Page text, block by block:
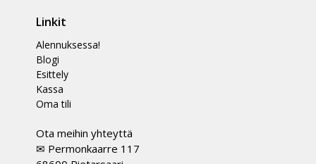
Linkit
Alennuksessa!
Blogi
Esittely
Kassa
Oma tili
Ota meihin yhteyttä
✉ Permonkaarre 117